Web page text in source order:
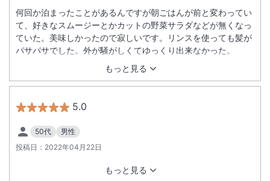
もっと見る
何回か泊まったことがあるんですが朝ごはんが前と変わってい
て、好きなスムージーとかカットの野菜サラダなどが無くなっ
ていた。美味しかったので寂しいです。リンスを使っても髪が
パサパサでした。外が騒がしくてゆっくり出来なかった。
5.0
50代
男性
投稿日： 2022年04月22日
もっと見る